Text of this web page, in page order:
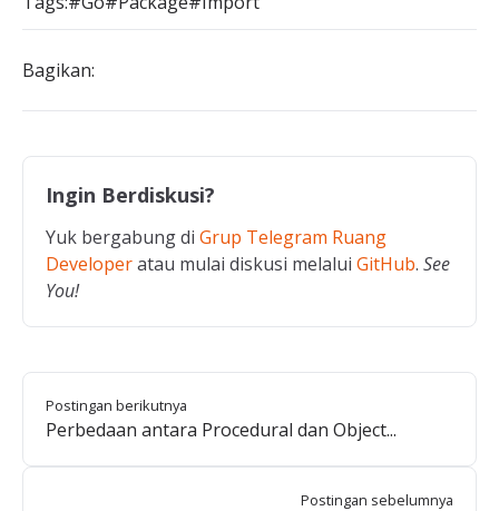
Bagikan:
Ingin Berdiskusi?
Yuk bergabung di Grup Telegram Ruang
Developeratau mulai diskusi melalui GitHub. See
You!
Postingan berikutnya
Perbedaan antara Procedural dan Object...
Postingan sebelumnya